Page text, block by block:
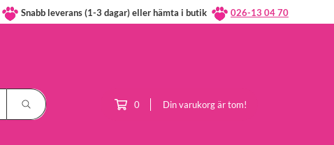
Snabb leverans (1-3 dagar) eller hämta i butik 026-13 04 70
0 Din varukorg är tom!